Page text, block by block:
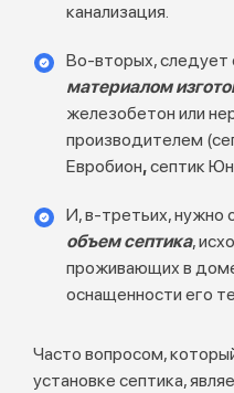
канализация.
Во-вторых, следует
материалом
железобетон или
производителем
Евробион,септик
И, в-третьих, нужно
объем септика,
проживающих в
оснащенности его
Часто вопросом,
установке септика,